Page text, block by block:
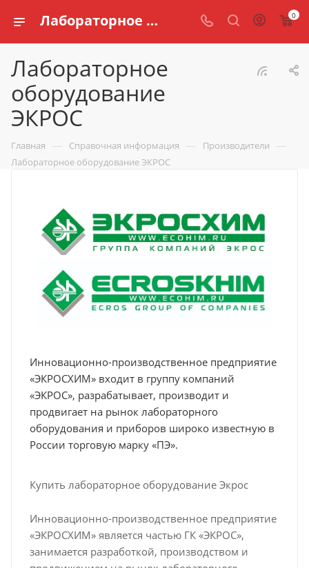
Лабораторное оборудование ЭКРОС купить | Цены на приборы в интернет-магазине schools.ru 0
Лабораторное
оборудование
ЭКРОС
Главная — Справочная информация — Производители —
Лабораторное оборудование ЭКРОС
Инновационно-производственное предприятие
«ЭКРОСХИМ» входит в группу компаний
«ЭКРОС», разрабатывает, производит и
продвигает на рынок лабораторного
оборудования и приборов широко известную в
России торговую марку «ПЭ».
Купить лабораторное оборудование Экрос
Инновационно-производственное предприятие
«ЭКРОСХИМ» является частью ГК «ЭКРОС»,
занимается разработкой, производством и